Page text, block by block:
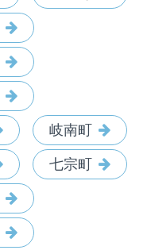
岐南町
七宗町